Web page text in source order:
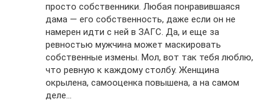
просто собственники. Любая понравившаяся
дама — его собственность, даже если он не
намерен идти с ней в ЗАГС. Да, и еще за
ревностью мужчина может маскировать
собственные измены. Мол, вот так тебя люблю,
что ревную к каждому столбу. Женщина
окрылена, самооценка повышена, а на самом
деле…